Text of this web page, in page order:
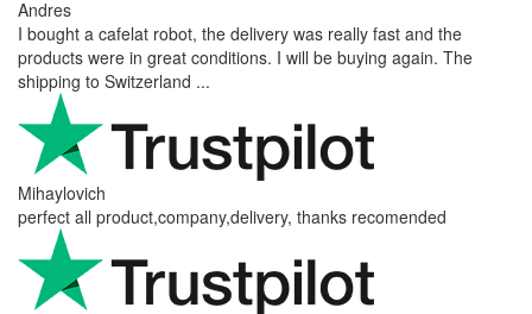
Andres
I bought a cafelat robot, the delivery was really fast and the
products were in great conditions. I will be buying again. The
shipping to Switzerland ...
Mihaylovich
perfect all product,company,delivery, thanks recomended